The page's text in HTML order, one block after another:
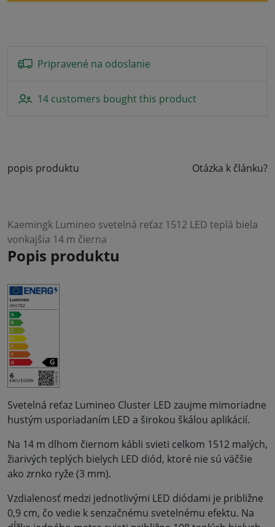
Pripravené na odoslanie
14 customers bought this product
popis produktu Otázka k článku?
Kaemingk Lumineo svetelná reťaz 1512 LED teplá biela
vonkajšia 14 m čierna
Popis produktu
Svetelná reťaz Lumineo Cluster LED zaujme mimoriadne
hustým usporiadaním LED a širokou škálou aplikácií.
Na 14 m dlhom čiernom kábli svieti celkom 1512 malých,
žiarivých teplých bielych LED diód, ktoré nie sú väčšie
ako zrnko ryže (3 mm).
Vzdialenosť medzi jednotlivými LED diódami je približne
0,9 cm, čo vedie k senzačnému svetelnému efektu. Na